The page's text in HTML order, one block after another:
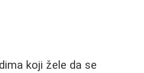
koji žele da se